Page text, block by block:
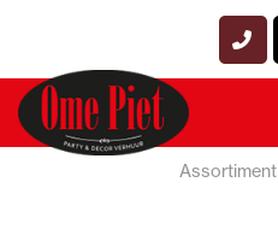
Assortiment